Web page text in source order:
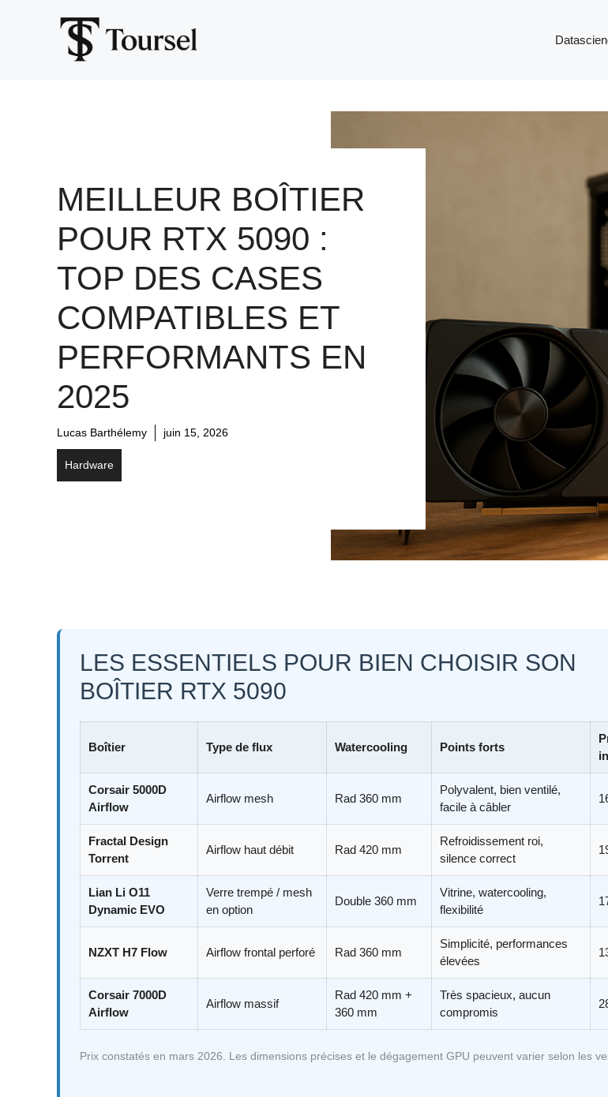
MEILLEUR BOÎTIER
POUR RTX 5090 :
TOP DES CASES
COMPATIBLES ET
PERFORMANTS EN
2025
Lucas Barthélemy juin 15, 2026
Hardware
LES ESSENTIELS POUR BIEN CHOISIR SON
BOÎTIER RTX 5090
Boîtier Type de flux Watercooling Points forts
Corsair 5000D
Airflow
Airflow mesh Rad 360 mm
Polyvalent, bien ventilé,
facile à câbler
Fractal Design
Torrent
Airflow haut débit Rad 420 mm
Refroidissement roi,
silence correct
Lian Li O11
Dynamic EVO
Verre trempé / mesh
en option
Double 360 mm
Vitrine, watercooling,
flexibilité
NZXT H7 Flow Airflow frontal perforé Rad 360 mm
Simplicité, performances
élevées
Corsair 7000D
Airflow
Airflow massif
Rad 420 mm +
360 mm
Très spacieux, aucun
compromis
Prix constatés en mars 2026. Les dimensions précises et le dégagement GPU peuvent varier selon les